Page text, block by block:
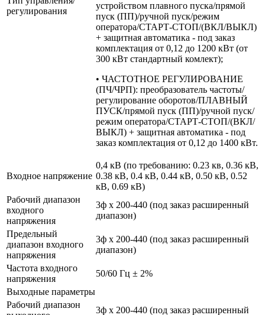
регулирования
устройством плавного пуска/прямой
пуск (ПП)/ручной пуск/режим
оператора/СТАРТ-СТОП/(ВКЛ/ВЫКЛ)
+ защитная автоматика - под заказ
комплектация от 0,12 до 1200 кВт (от
300 кВт стандартный комлект);
• ЧАСТОТНОЕ РЕГУЛИРОВАНИЕ
(ПЧ/ЧРП): преобразователь частоты/
регулирование оборотов/ПЛАВНЫЙ
ПУСК/прямой пуск (ПП)/ручной пуск/
режим оператора/СТАРТ-СТОП/(ВКЛ/
ВЫКЛ) + защитная автоматика - под
заказ комплектация от 0,12 до 1400 кВт.
Входное напряжение
0,4 кВ (по требованию: 0.23 кв, 0.36 кВ,
0.38 кВ, 0.4 кВ, 0.44 кВ, 0.50 кВ, 0.52
кВ, 0.69 кВ)
Рабочий диапазон
входного
напряжения
3ф х 200-440 (под заказ расширенный
диапазон)
Предельный
диапазон входного
напряжения
3ф х 200-440 (под заказ расширенный
диапазон)
Частота входного
напряжения
50/60 Гц ± 2%
Выходные параметры
Рабочий диапазон
3ф х 200-440 (под заказ расширенный